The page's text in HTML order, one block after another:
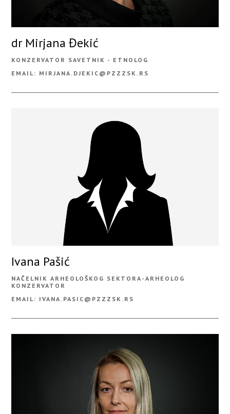
dr Mirjana Đekić
KONZERVATOR SAVETNIK - ETNOLOG
EMAIL: MIRJANA.DJEKIC@PZZZSK.RS
Ivana Pašić
NAČELNIK ARHEOLOŠKOG SEKTORA-ARHEOLOG
KONZERVATOR
EMAIL: IVANA.PASIC@PZZZSK.RS